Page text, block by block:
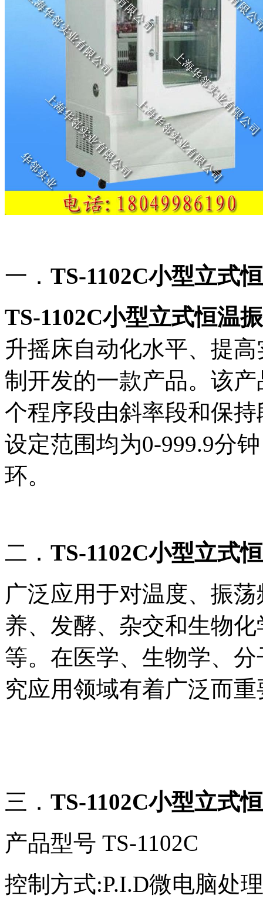
一． TS-1102C小型立式
TS-1102C小型立式恒温
升摇床自动化水平、提
制开发的一款产品。该
个程序段由斜率段和保
设定范围均为0-999.9分
环。
二． TS-1102C小型立式
广泛应用于对温度、振
养、发酵、杂交和生物
等。在医学、生物学、
究应用领域有着广泛而
三 ． TS-1102C小型立式
产品型号 TS-1102C
控制方式:P.I.D微电脑处理